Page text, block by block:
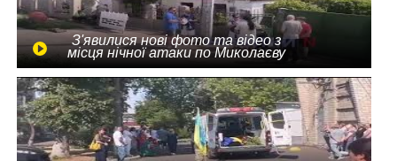
З'явилися нові фото та відео з
місця нічної атаки по Миколаєву